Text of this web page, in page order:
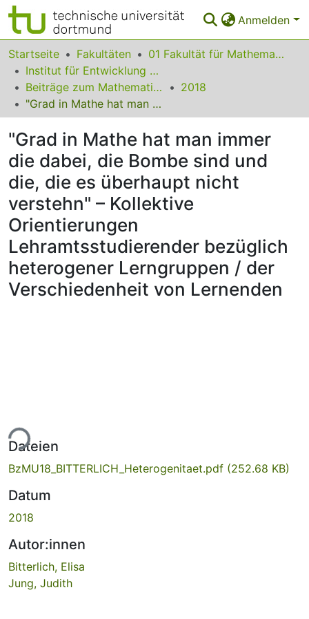
Anmelden
Bereiche & Sammlungen
Das gesamte Repositorium
Statistiken
FAQ
Leitlinien
Zurück zur Startseite
Startseite Fakultäten
01 Fakultät für Mathematik
Institut für Entwicklung und Erforschung des Mathematikunterrichts
Beiträge zum Mathematikunterricht
2018
"Grad in Mathe hat man immer die dabei, die Bombe sind und die, die es überhaupt nicht verstehn" – Kollektive Orientierungen Lehramtsstudierender bezüglich heterogener Lerngruppen / der Verschiedenheit von Lernenden
"Grad in Mathe hat man immer
die dabei, die Bombe sind und
die, die es überhaupt nicht
verstehn" – Kollektive
Orientierungen
Lehramtsstudierender bezüglich
heterogener Lerngruppen / der
Verschiedenheit von Lernenden
Dateien
BzMU18_BITTERLICH_Heterogenitaet.pdf (252.68 KB)
Datum
2018
Autor:innen
Bitterlich, Elisa
Jung, Judith